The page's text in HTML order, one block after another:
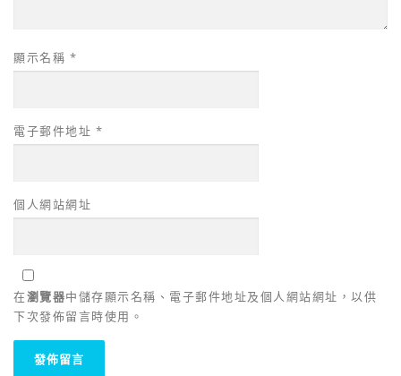
顯示名稱 *
電子郵件地址 *
個人網站網址
在瀏覽器中儲存顯示名稱、電子郵件地址及個人網站網址，以供
下次發佈留言時使用。